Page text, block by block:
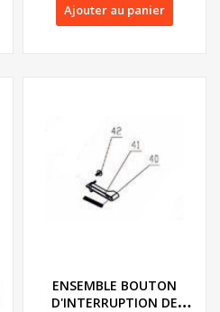
Ajouter au panier
ENSEMBLE BOUTON
D'INTERRUPTION DE